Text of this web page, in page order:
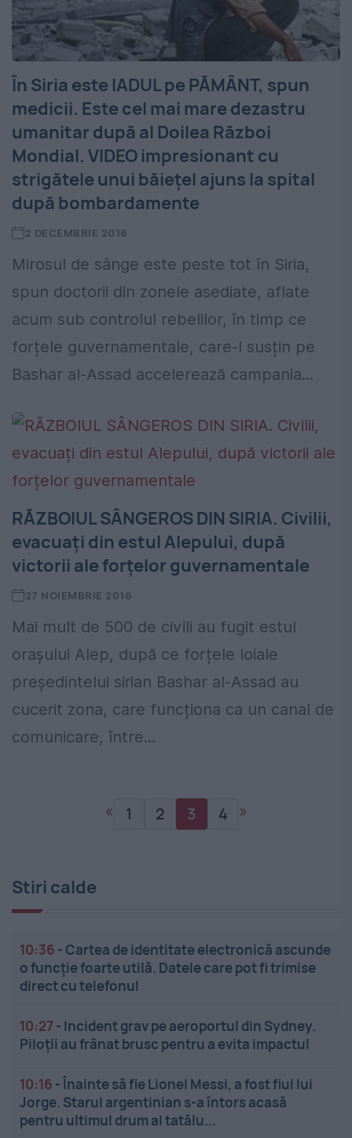
În Siria este IADUL pe PĂMÂNT, spun
medicii. Este cel mai mare dezastru
umanitar după al Doilea Război
Mondial. VIDEO impresionant cu
strigătele unui băiețel ajuns la spital
după bombardamente
2 DECEMBRIE 2016
Mirosul de sânge este peste tot în Siria,
spun doctorii din zonele asediate, aflate
acum sub controlul rebelilor, în timp ce
forțele guvernamentale, care-l susțin pe
Bashar al-Assad accelerează campania...
RĂZBOIUL SÂNGEROS DIN SIRIA. Civilii,
evacuați din estul Alepului, după
victorii ale forțelor guvernamentale
27 NOIEMBRIE 2016
Mai mult de 500 de civili au fugit estul
orașului Alep, după ce forțele loiale
președintelui sirian Bashar al-Assad au
cucerit zona, care funcționa ca un canal de
comunicare, între...
« 1 2 3 4 »
Stiri calde
10:36 -Cartea de identitate electronică ascunde
o funcție foarte utilă. Datele care pot fi trimise
direct cu telefonul
10:27 - Incident grav pe aeroportul din Sydney.
Piloții au frânat brusc pentru a evita impactul
10:16 -Înainte să fie Lionel Messi, a fost fiul lui
Jorge. Starul argentinian s-a întors acasă
pentru ultimul drum al tatălu...